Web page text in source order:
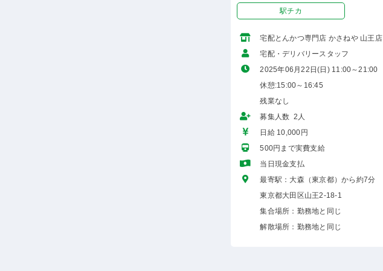
駅チカ
宅配とんかつ専門店 かさねや 山王店
宅配・デリバリースタッフ
2025年06月22日(日) 11:00～21:00
休憩:15:00～16:45
残業なし
募集人数 2人
日給 10,000円
500円まで実費支給
当日現金支払
最寄駅：大森（東京都）から約7分
東京都大田区山王2-18-1
集合場所：勤務地と同じ
解散場所：勤務地と同じ